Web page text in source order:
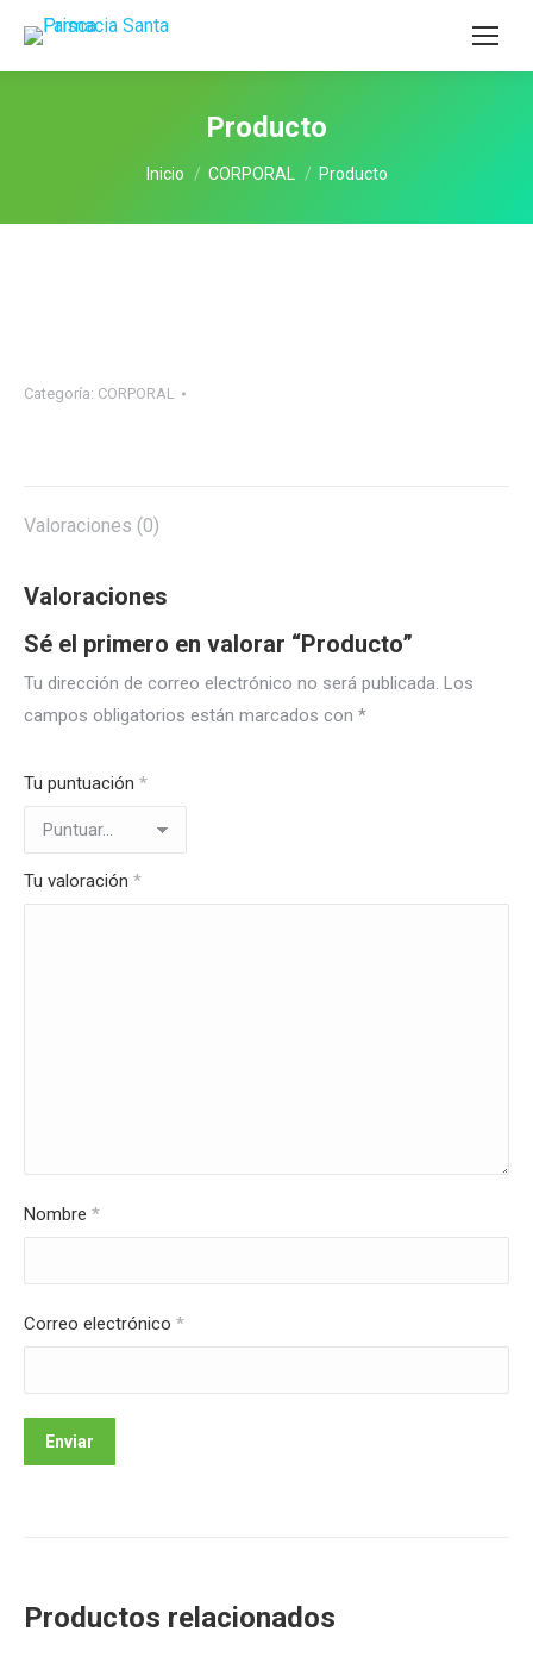
Producto
Estás aquí:
Inicio CORPORAL Producto
Categoría: CORPORAL
Valoraciones (0)
Valoraciones
Sé el primero en valorar “Producto”
Tu dirección de correo electrónico no será publicada. Los
campos obligatorios están marcados con *
Tu puntuación *
Tu valoración *
Nombre *
Correo electrónico *
Productos relacionados